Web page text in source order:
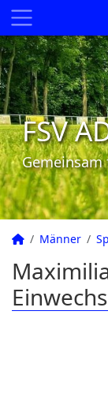
FSV
Männer